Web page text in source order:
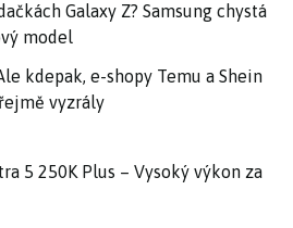
Galaxy Z? Samsung chystá
model
kdepak, e-shopy Temu a Shein
vyzrály
5 250K Plus – Vysoký výkon za